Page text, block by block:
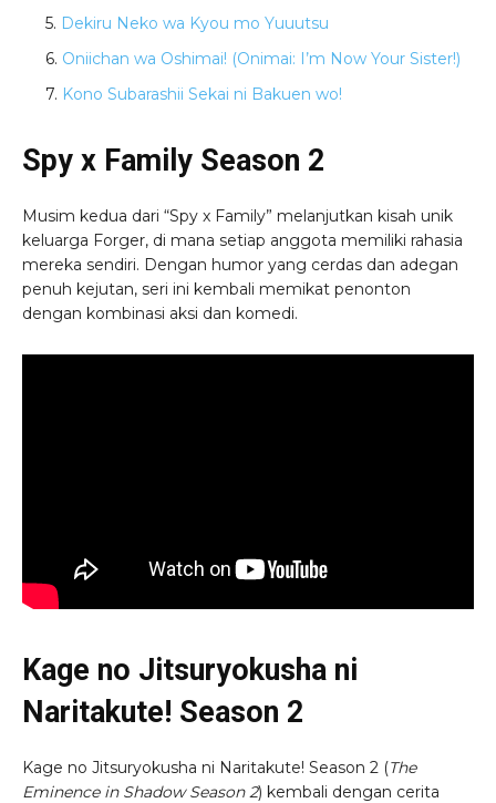
Dekiru Neko wa Kyou mo Yuuutsu
Oniichan wa Oshimai! (Onimai: I’m Now Your Sister!)
Kono Subarashii Sekai ni Bakuen wo!
Spy x Family Season 2
Musim kedua dari “Spy x Family” melanjutkan kisah unik
keluarga Forger, di mana setiap anggota memiliki rahasia
mereka sendiri. Dengan humor yang cerdas dan adegan
penuh kejutan, seri ini kembali memikat penonton
dengan kombinasi aksi dan komedi.
Kage no Jitsuryokusha ni
Naritakute! Season 2
Kage no Jitsuryokusha ni Naritakute! Season 2 (The
Eminence in Shadow Season 2) kembali dengan cerita